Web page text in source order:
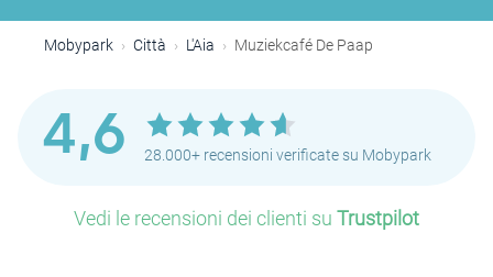
Mobypark Città L'Aia Muziekcafé De Paap
4,6 28.000+ recensioni verificate su Mobypark
Vedi le recensioni dei clienti su Trustpilot